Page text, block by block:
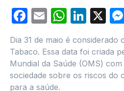
Facebook
Email X
Dia 31 de maio é considerado
Tabaco. Essa data foi criada
Mundial da Saúde (OMS)
sociedade sobre os riscos do
para a saúde.